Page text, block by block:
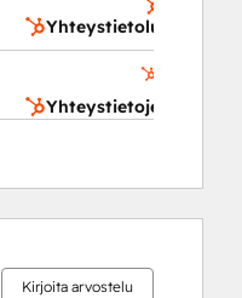
Yhteystietoluettelot
Yhteystietojen
Kirjoita arvostelu